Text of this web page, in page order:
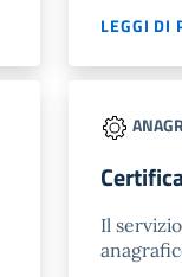
LEGGI DI
Il